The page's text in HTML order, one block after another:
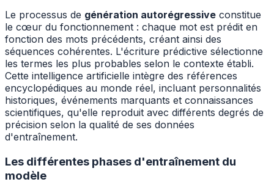
Le processus de génération autorégressive constitue
le cœur du fonctionnement : chaque mot est prédit en
fonction des mots précédents, créant ainsi des
séquences cohérentes. L'écriture prédictive sélectionne
les termes les plus probables selon le contexte établi.
Cette intelligence artificielle intègre des références
encyclopédiques au monde réel, incluant personnalités
historiques, événements marquants et connaissances
scientifiques, qu'elle reproduit avec différents degrés de
précision selon la qualité de ses données
d'entraînement.
Les différentes phases d'entraînement du
modèle